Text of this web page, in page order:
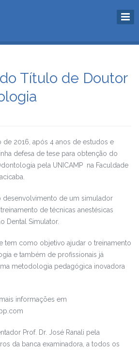
Título de Doutor
de 2016, após 4 anos de estudos e
defesa de tese para obtenção do
pela UNICAMP na Faculdade
desenvolvimento de um simulador
de técnicas anestésicas
Dental Simulator.
tem como objetivo ajudar o treinamento
e também de profissionais já
metodologia pedagógica inovadora
informações em
Prof. Dr. José Ranali pela
da banca examinadora, a todos os